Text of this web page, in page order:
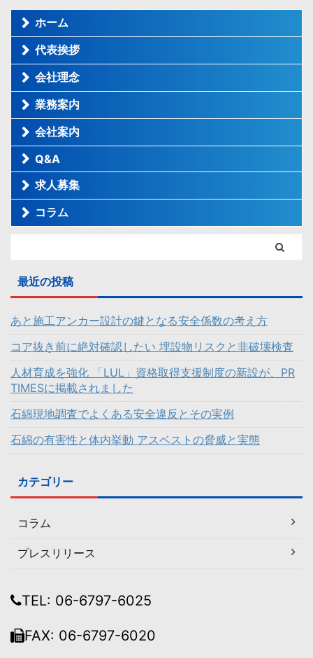
ホーム
代表挨拶
会社理念
業務案内
会社案内
Q&A
求人募集
コラム
最近の投稿
あと施工アンカー設計の鍵となる安全係数の考え方
コア抜き前に絶対確認したい 埋設物リスクと非破壊検査
人材育成を強化 「LUL」資格取得支援制度の新設が、PR
TIMESに掲載されました
石綿現地調査でよくある安全違反とその実例
石綿の有害性と体内挙動 アスベストの脅威と実態
カテゴリー
コラム
プレスリリース
TEL: 06-6797-6025
FAX: 06-6797-6020